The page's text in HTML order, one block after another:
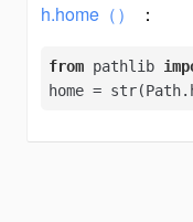
h.home（）
：
from pathlib
home =